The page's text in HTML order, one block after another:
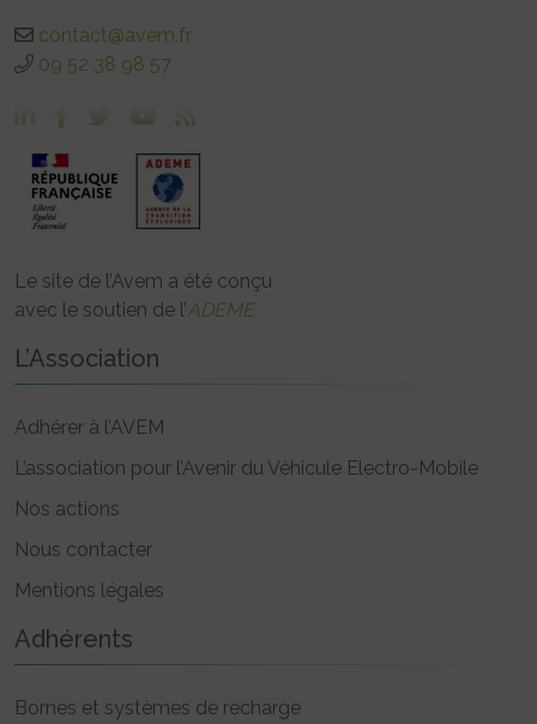
contact@avem.fr
09 52 38 98 57
Le site de l’Avem a été conçu
avec le soutien de l’ADEME
L’Association
Adhérer à l’AVEM
L’association pour l’Avenir du Véhicule Electro-Mobile
Nos actions
Nous contacter
Mentions légales
Adhérents
Bornes et systèmes de recharge